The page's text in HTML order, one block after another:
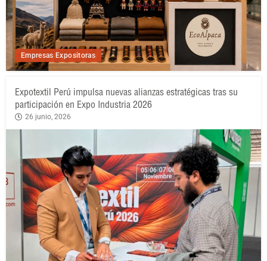
Empresas Expositoras
Expotextil Perú impulsa nuevas alianzas estratégicas tras su
participación en Expo Industria 2026
26 junio, 2026